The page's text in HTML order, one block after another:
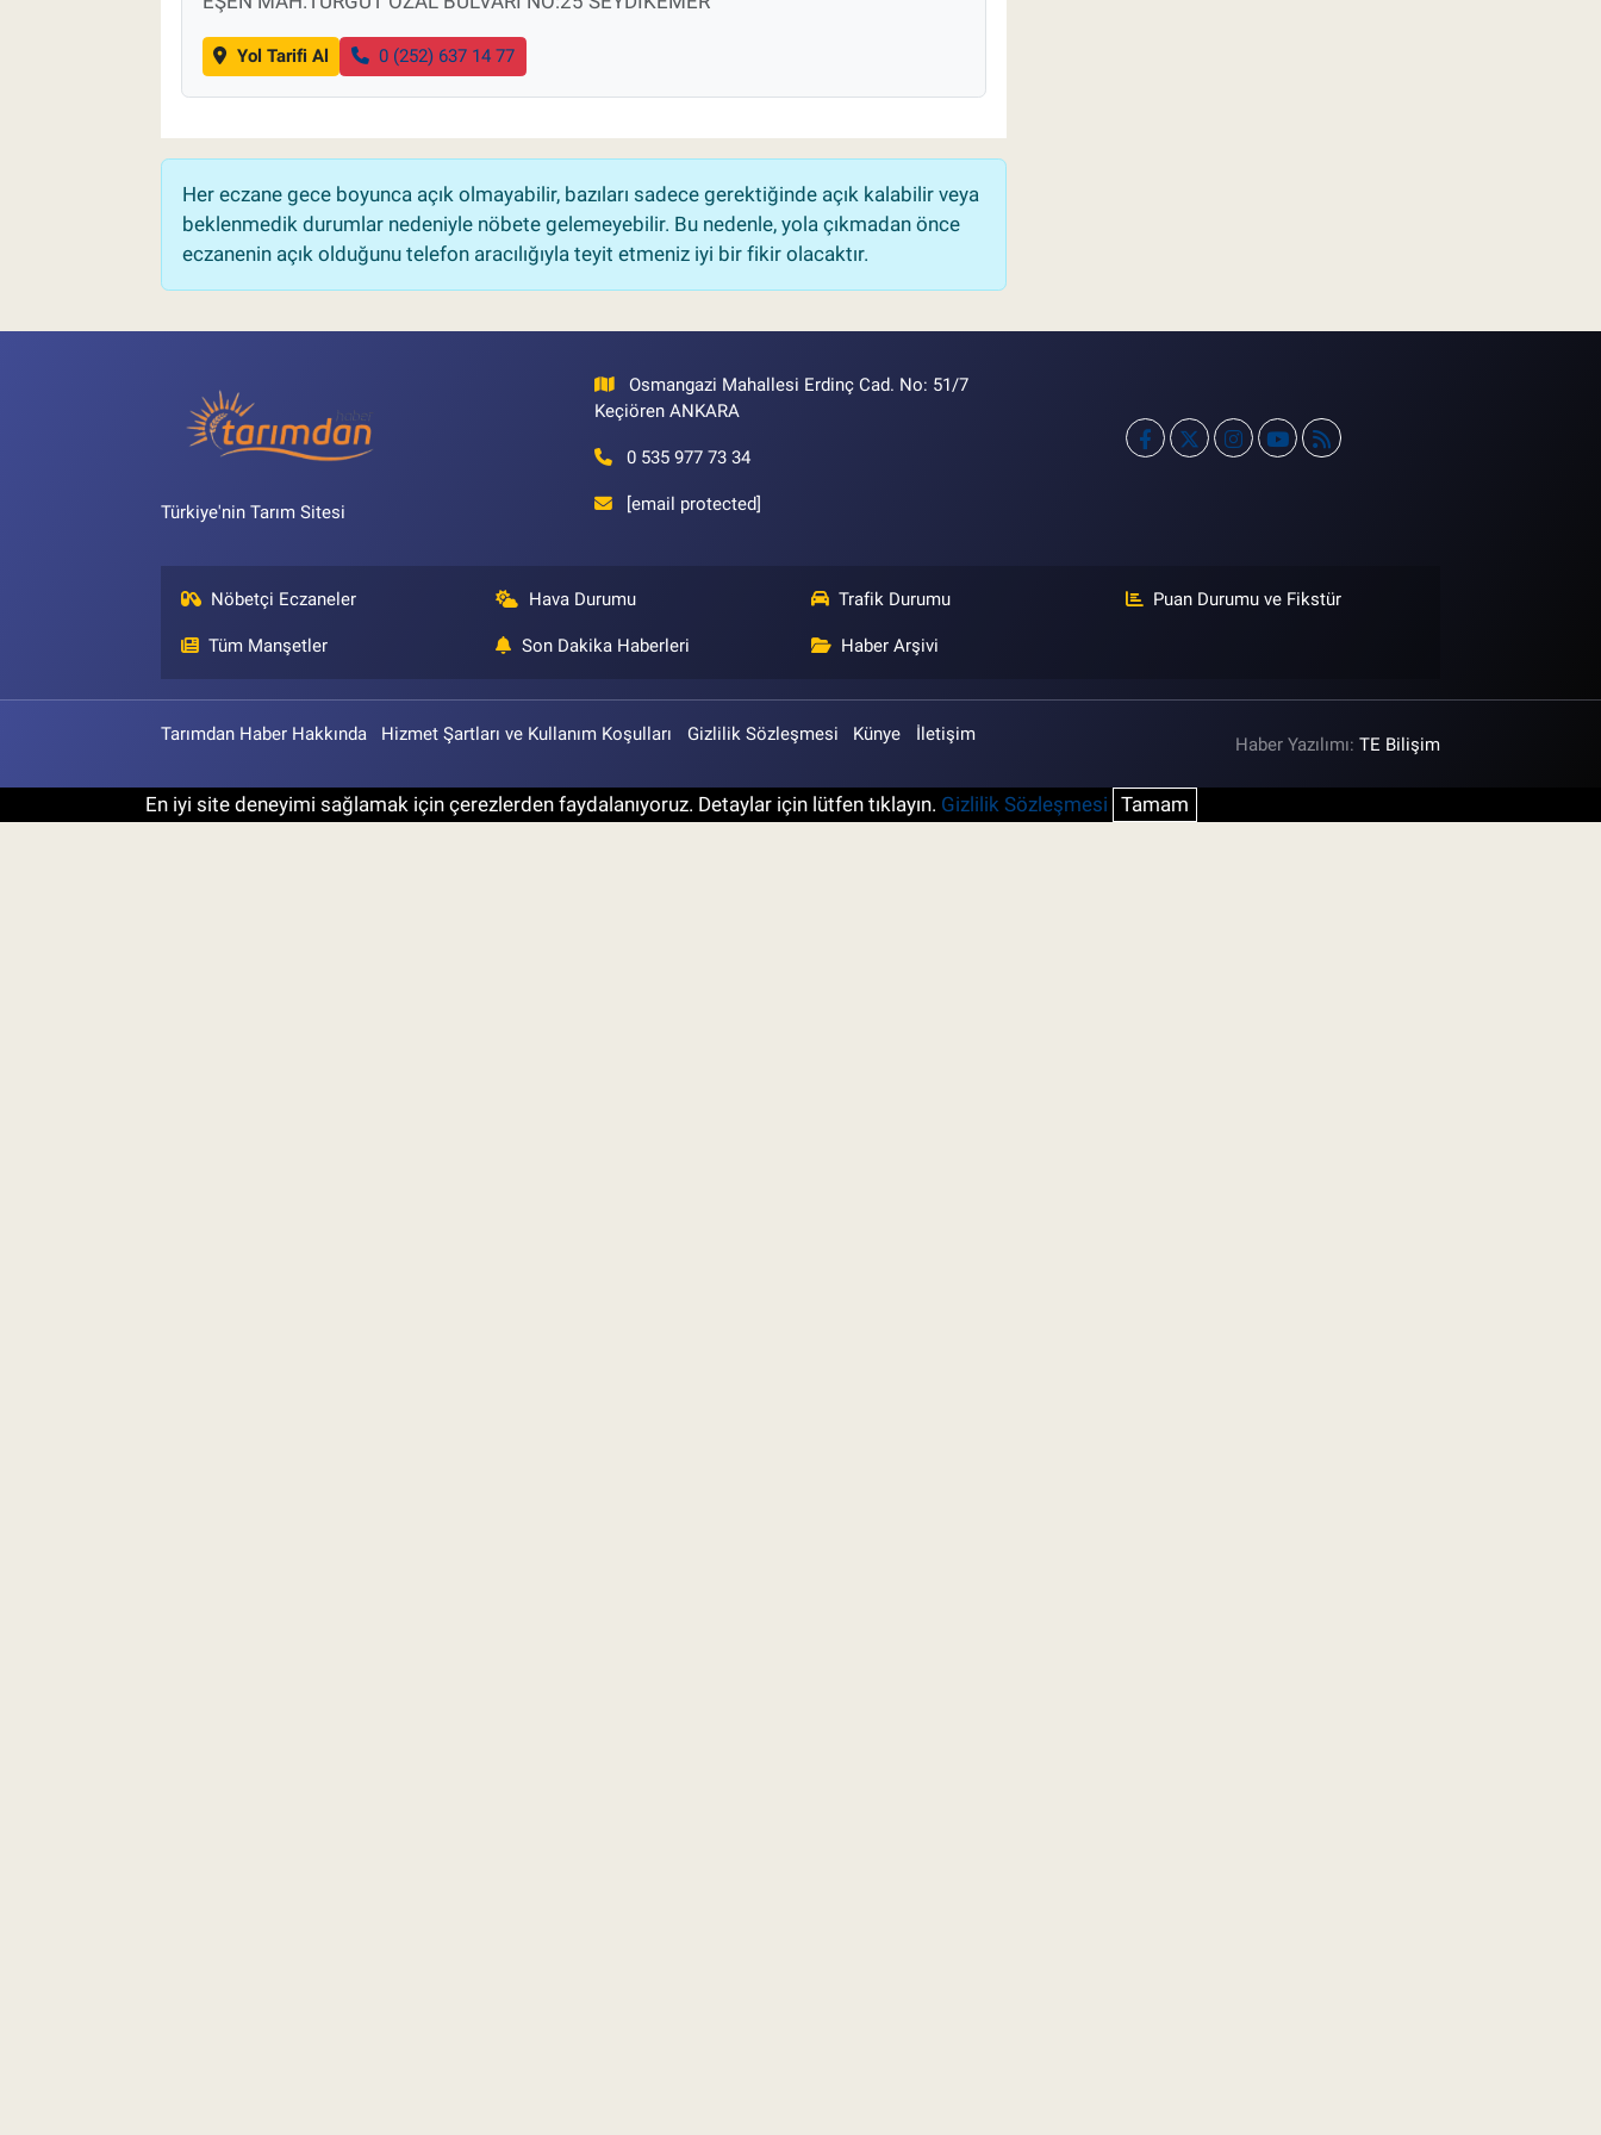
Yol Tarifi Al 0 (252) 637 14 77
Her eczane gece boyunca açık olmayabilir, bazıları sadece gerektiğinde açık kalabilir veya
beklenmedik durumlar nedeniyle nöbete gelemeyebilir. Bu nedenle, yola çıkmadan önce
eczanenin açık olduğunu telefon aracılığıyla teyit etmeniz iyi bir fikir olacaktır.
Türkiye'nin Tarım Sitesi
Osmangazi Mahallesi Erdinç Cad. No: 51/7
Keçiören ANKARA
0 535 977 73 34
[email protected]
Nöbetçi Eczaneler Hava Durumu Trafik Durumu Puan Durumu ve Fikstür
Tüm Manşetler Son Dakika Haberleri Haber Arşivi
Tarımdan Haber Hakkında Hizmet Şartları ve Kullanım Koşulları Gizlilik Sözleşmesi Künye İletişim Haber Yazılımı:TE Bilişim
En iyi site deneyimi sağlamak için çerezlerden faydalanıyoruz. Detaylar için lütfen tıklayın. Gizlilik Sözleşmesi Tamam